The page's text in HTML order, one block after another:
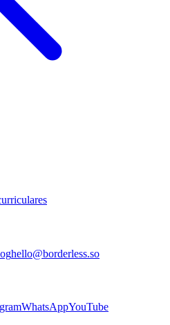
hello@borderless.so
WhatsAppYouTube